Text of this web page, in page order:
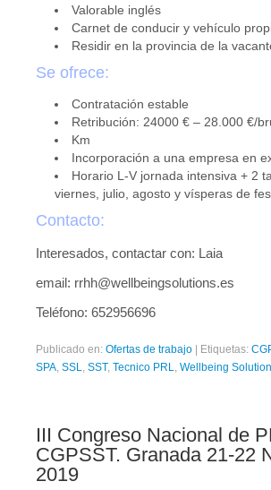
Valorable inglés
Carnet de conducir y vehículo
Residir en la provincia de la
Se ofrece:
Contratación estable
Retribución: 24000 € – 28.000 €/
Km
Incorporación a una empresa en
Horario L-V jornada intensiva + 2
viernes, julio, agosto y vísperas de
Contacto:
Interesados, contactar con: Laia
email: rrhh@wellbeingsolutions.es
Teléfono: 652956696
Publicado en: Ofertas de trabajo | Etiquetas:
SPA SSL SST, Tecnico PRL Wellbeing
III Congreso Nacional de
CGPSST. Granada 21-22
2019